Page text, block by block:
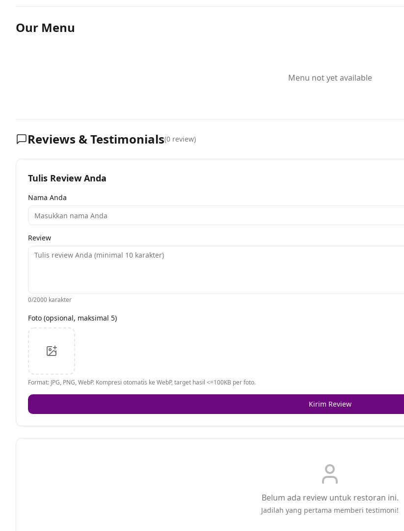
Our Menu
Menu not yet available
Reviews & Testimonials(0 review)
Tulis Review Anda
Nama Anda
Review
0/2000 karakter
Foto (opsional, maksimal 5)
Format: JPG, PNG, WebP. Kompresi otomatis ke WebP, target hasil <=100KB per foto.
Kirim Review
Belum ada review untuk restoran ini.
Jadilah yang pertama memberi testimoni!